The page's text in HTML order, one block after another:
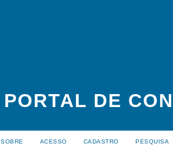
PORTAL DE
SOBRE ACESSO CADASTRO PESQUISA